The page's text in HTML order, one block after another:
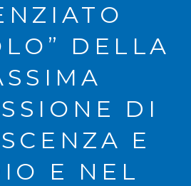
DELLA
DI
E
E NEL